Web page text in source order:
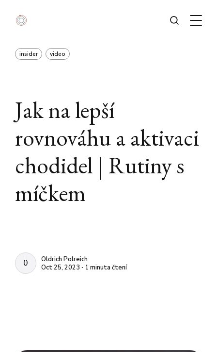
insider video
Jak na lepší
rovnováhu a aktivaci
chodidel | Rutiny s
míčkem
OLDRICH POLREICH
Oldrich Polreich
Oct 25, 2023 ∙ 1 minuta čtení